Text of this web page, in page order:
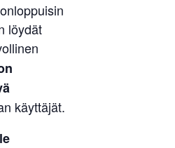
löydät
käyttäjät.